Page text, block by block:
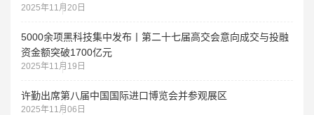
2025年11月20日
5000余项黑科技集中发布丨第二十七届高交会意向成交与投融
资金额突破1700亿元
2025年11月19日
许勤出席第八届中国国际进口博览会并参观展区
2025年11月06日